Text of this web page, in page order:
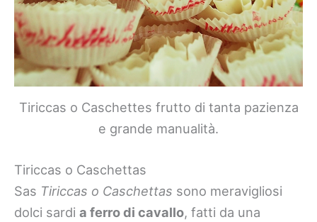
Tiriccas o Caschettes frutto di tanta pazienza
e grande manualità.
Tiriccas o Caschettas
Sas Tiriccas o Caschettas sono meravigliosi
dolci sardi a ferro di cavallo, fatti da una